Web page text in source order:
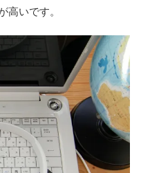
高いです。